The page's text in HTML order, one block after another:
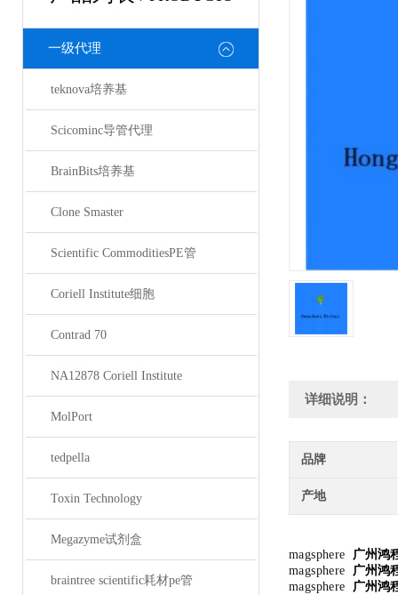
一级代理
teknova培养基
Scicominc导管代理
BrainBits培养基
Clone Smaster
Scientific CommoditiesPE管
Coriell Institute细胞
Contrad 70
NA12878 Coriell Institute
MolPort
tedpella
Toxin Technology
Megazyme试剂盒
braintree scientific耗材pe管
详细说明：
品牌
产地
magsphere
广州鸿
magsphere
广州鸿
magsphere
广州鸿